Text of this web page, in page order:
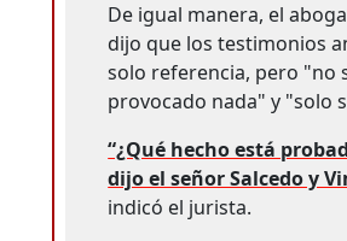
De igual manera, el
dijo que los testimonios
solo referencia, pero "no
provocado nada" y "solo
“¿Qué hecho está
dijo el señor Salcedo y
indicó el jurista.